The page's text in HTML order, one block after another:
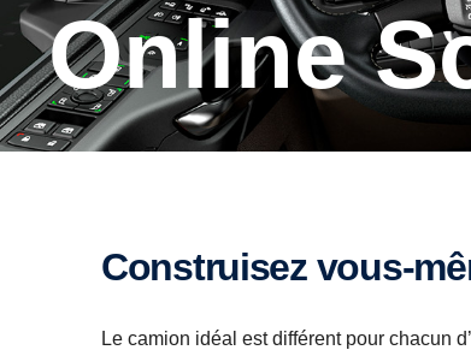
Online
Construisez vous-
Le camion idéal est différent pour chacun